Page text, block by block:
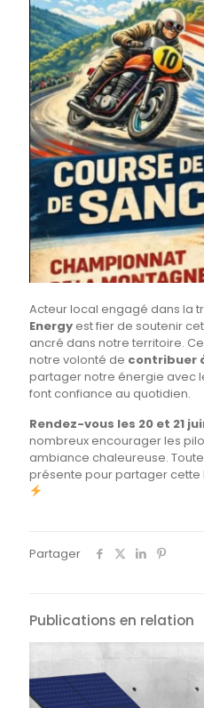
Acteur local engagé dans la
Energy est fier de soutenir
ancré dans notre territoire.
notre volonté de contribuer
partager notre énergie avec
font confiance au quotidien.
Rendez-vous les 20 et 21
nombreux encourager les
ambiance chaleureuse.
présente pour partager cette
Partager
Publications en relation